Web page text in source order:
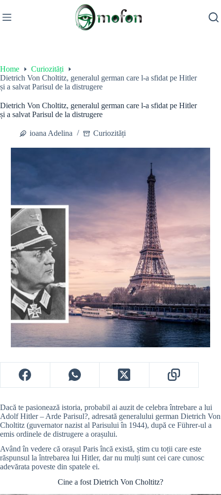
to
content
Home
Curiozități
Dietrich Von Choltitz, generalul german care l-a sfidat pe Hitler
și a salvat Parisul de la distrugere
Dietrich Von Choltitz, generalul german care l-a sfidat pe Hitler
și a salvat Parisul de la distrugere
ioana Adelina Curiozități
Dacă te pasionează istoria, probabil ai auzit de celebra întrebare a lui
Adolf Hitler – Arde Parisul?, adresată generalului german Dietrich Von
Choltitz (guvernator nazist al Parisului în 1944), după ce Führer-ul a
emis ordinele de distrugere a orașului.
Având în vedere că orașul Paris încă există, știm cu toții care este
răspunsul la întrebarea lui Hitler, dar nu mulți sunt cei care cunosc
adevărata poveste din spatele ei.
Cine a fost Dietrich Von Choltitz?